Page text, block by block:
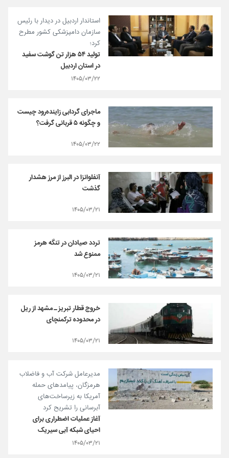
استاندار اردبیل در دیدار با رئیس
سازمان دامپزشکی کشور مطرح
کرد؛
تولید ۵۴ هزار تن گوشت سفید
در استان اردبیل
۱۴۰۵/۰۳/۲۲
ماجرای گردابی زاینده‌رود چیست
و چگونه ۵ قربانی گرفت؟
۱۴۰۵/۰۳/۲۲
آنفلوانزا در البرز از مرز هشدار
گذشت
۱۴۰۵/۰۳/۲۱
تردد صیادان در تنگه هرمز
ممنوع شد
۱۴۰۵/۰۳/۲۱
خروج قطار تبریز ـ مشهد از ریل
در محدوده ترکمنچای
۱۴۰۵/۰۳/۲۱
مدیرعامل شرکت آب و فاضلاب
هرمزگان، پیامدهای حمله
آمریکا به زیرساخت‌های
آبرسانی را تشریح کرد
آغاز عملیات اضطراری برای
احیای شبکه آبی سیریک
۱۴۰۵/۰۳/۲۱